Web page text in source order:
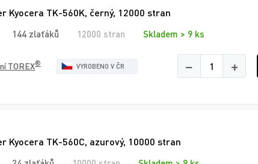
Kyocera TK-560K, černý, 12000 stran
144 zlaťáků 12000 stran Skladem > 9 ks
TOREX® VYROBENO V ČR − +
Kyocera TK-560C, azurový, 10000 stran